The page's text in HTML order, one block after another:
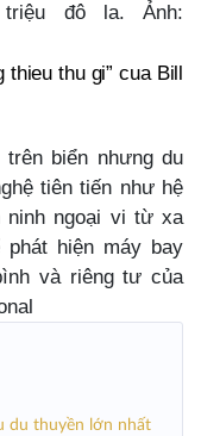
đô la. Ảnh:
biển nhưng du
tiên tiến như hệ
ninh ngoại vi từ xa
hiện máy bay
và riêng tư của
du thuyền lớn nhất